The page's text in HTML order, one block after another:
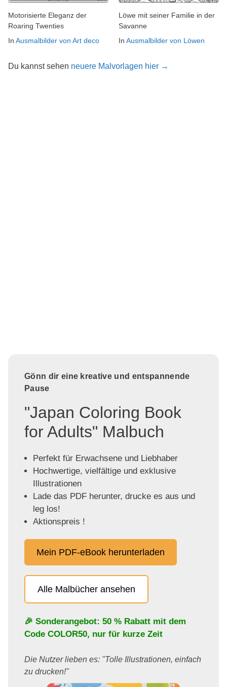
Motorisierte Eleganz der
Roaring Twenties
In Ausmalbilder von Art deco
Löwe mit seiner Familie in der
Savanne
In Ausmalbilder von Löwen
Du kannst sehen neuere Malvorlagen hier →
Gönn dir eine kreative und entspannende
Pause
"Japan Coloring Book
for Adults" Malbuch
Perfekt für Erwachsene und Liebhaber
Hochwertige, vielfältige und exklusive
Illustrationen
Lade das PDF herunter, drucke es aus und
leg los!
Aktionspreis !
Mein PDF-eBook herunterladen
Alle Malbücher ansehen
🎉 Sonderangebot: 50 % Rabatt mit dem
Code COLOR50, nur für kurze Zeit
Die Nutzer lieben es: "Tolle Illustrationen, einfach
zu drucken!"